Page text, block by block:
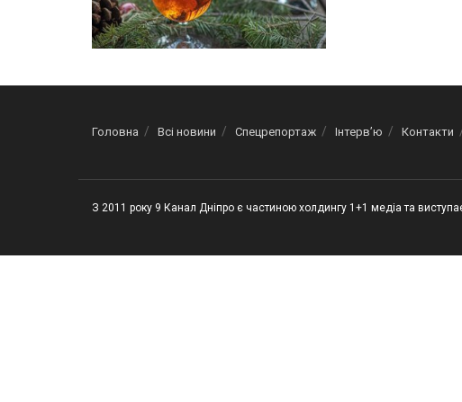
Головна Всі новини Спецрепортаж Інтерв’ю Контакти
З 2011 року 9 Канал Дніпро є частиною холдингу 1+1 медіа та